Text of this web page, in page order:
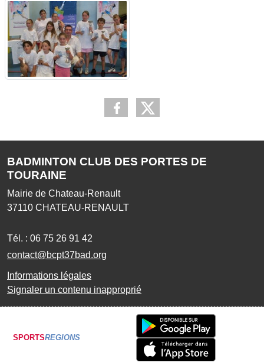
BADMINTON CLUB DES PORTES DE
TOURAINE
Mairie de Chateau-Renault
37110 CHATEAU-RENAULT
Tél. : 06 75 26 91 42
contact@bcpt37bad.org
Informations légales
Signaler un contenu inapproprié
SPORTSREGIONS